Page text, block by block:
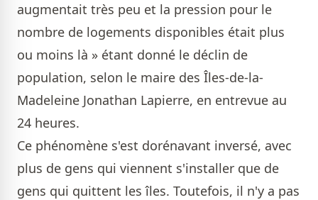
augmentait très peu et la pression pour le
nombre de logements disponibles était plus
ou moins là » étant donné le déclin de
population, selon le maire des Îles-de-la-
Madeleine Jonathan Lapierre, en entrevue au
24 heures.
Ce phénomène s'est dorénavant inversé, avec
plus de gens qui viennent s'installer que de
gens qui quittent les îles. Toutefois, il n'y a pas